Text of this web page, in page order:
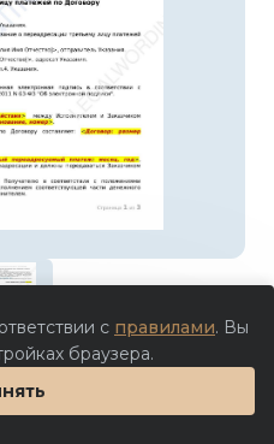
с правилами. Вы
браузера.